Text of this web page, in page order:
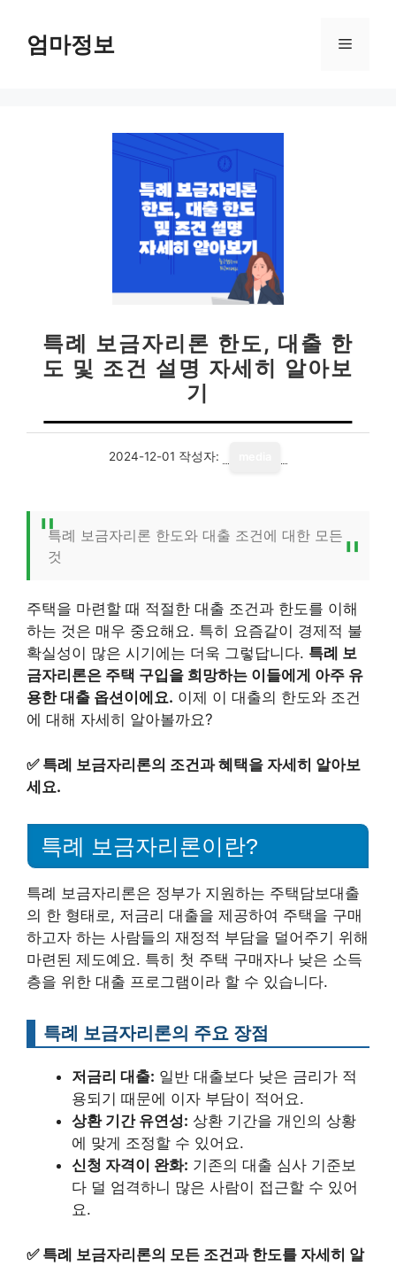
엄마정보 메
특례 보금자리론 한도, 대출 한
도 및 조건 설명 자세히 알아보
기
2024-12-01 작성자:
특례 보금자리론 한도와 대출 조건에 대한 모든
것
주택을 마련할 때 적절한 대출 조건과 한도를 이해
하는 것은 매우 중요해요. 특히 요즘같이 경제적 불
확실성이 많은 시기에는 더욱 그렇답니다. 특례 보
금자리론은 주택 구입을 희망하는 이들에게 아주 유
용한 대출 옵션이에요. 이제 이 대출의 한도와 조건
에 대해 자세히 알아볼까요?
✅ 특례 보금자리론의 조건과 혜택을 자세히 알아보
세요.
특례 보금자리론이란?
특례 보금자리론은 정부가 지원하는 주택담보대출
의 한 형태로, 저금리 대출을 제공하여 주택을 구매
하고자 하는 사람들의 재정적 부담을 덜어주기 위해
마련된 제도예요. 특히 첫 주택 구매자나 낮은 소득
층을 위한 대출 프로그램이라 할 수 있습니다.
특례 보금자리론의 주요 장점
저금리 대출: 일반 대출보다 낮은 금리가 적
용되기 때문에 이자 부담이 적어요.
상환 기간 유연성: 상환 기간을 개인의 상황
에 맞게 조정할 수 있어요.
신청 자격이 완화: 기존의 대출 심사 기준보
다 덜 엄격하니 많은 사람이 접근할 수 있어
요.
✅ 특례 보금자리론의 모든 조건과 한도를 자세히 알